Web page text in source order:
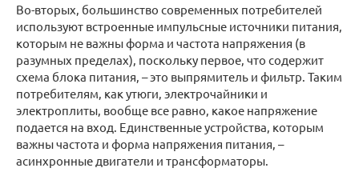
Во-вторых, большинство современных потребителей
используют встроенные импульсные источники питания,
которым не важны форма и частота напряжения (в
разумных пределах), поскольку первое, что содержит
схема блока питания, – это выпрямитель и фильтр. Таким
потребителям, как утюги, электрочайники и
электроплиты, вообще все равно, какое напряжение
подается на вход. Единственные устройства, которым
важны частота и форма напряжения питания, –
асинхронные двигатели и трансформаторы.